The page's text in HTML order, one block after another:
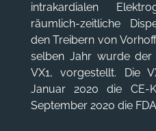
intrakardialen
räumlich-zeitliche
den Treibern von
selben Jahr wurde
VX1, vorgestellt. Die
Januar 2020 die CE-
September 2020 die